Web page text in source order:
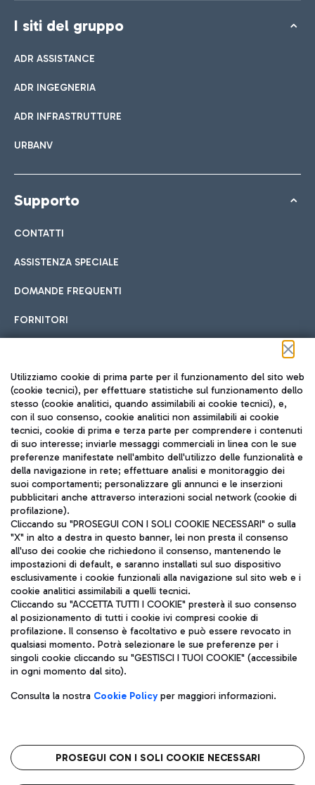
I siti del gruppo
ADR ASSISTANCE
ADR INGEGNERIA
ADR INFRASTRUTTURE
URBANV
Supporto
CONTATTI
ASSISTENZA SPECIALE
DOMANDE FREQUENTI
FORNITORI
Seguici sui social
TRAVEL JOURNAL
ITA
Aeroporti di Roma S.p.A. - Società soggetta a direzione e
coordinamento di Mundys S.p.A.
Codice fiscale e Registro delle Imprese di Roma 13032990155 P.
IVA 06572251004
Capitale sociale 62.224.743,00 int. vers.
Sede legale: Via Pier Paolo Racchetti 1 - 00054 Fiumicino (RM)
telefono +39 06 65951
Privacy policy
Note legali
Roma FCO
L'aeroporto stellato
Utilizziamo cookie di prima parte per il funzionamento del sito web
(cookie tecnici), per effettuare statistiche sul funzionamento dello
stesso (cookie analitici, quando assimilabili ai cookie tecnici), e,
con il suo consenso, cookie analitici non assimilabili ai cookie
tecnici, cookie di prima e terza parte per comprendere i contenuti
di suo interesse; inviarle messaggi commerciali in linea con le sue
preferenze manifestate nell'ambito dell'utilizzo delle funzionalità e
della navigazione in rete; effettuare analisi e monitoraggio dei
suoi comportamenti; personalizzare gli annunci e le inserzioni
pubblicitari anche attraverso interazioni social network (cookie di
profilazione).
Cliccando su "PROSEGUI CON I SOLI COOKIE NECESSARI" o sulla
"X" in alto a destra in questo banner, lei non presta il consenso
all'uso dei cookie che richiedono il consenso, mantenendo le
impostazioni di default, e saranno installati sul suo dispositivo
esclusivamente i cookie funzionali alla navigazione sul sito web e i
cookie analitici assimilabili a quelli tecnici.
Cliccando su "ACCETTA TUTTI I COOKIE" presterà il suo consenso
al posizionamento di tutti i cookie ivi compresi cookie di
profilazione. Il consenso è facoltativo e può essere revocato in
qualsiasi momento. Potrà selezionare le sue preferenze per i
singoli cookie cliccando su "GESTISCI I TUOI COOKIE" (accessibile
in ogni momento dal sito).
Consulta la nostra Cookie Policyper maggiori informazioni.
PROSEGUI CON I SOLI COOKIE NECESSARI